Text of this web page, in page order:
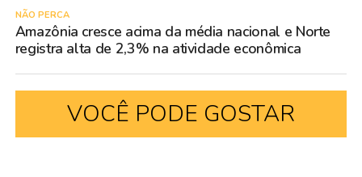
NÃO PERCA
Amazônia cresce acima da média nacional e Norte
registra alta de 2,3% na atividade econômica
VOCÊ PODE GOSTAR